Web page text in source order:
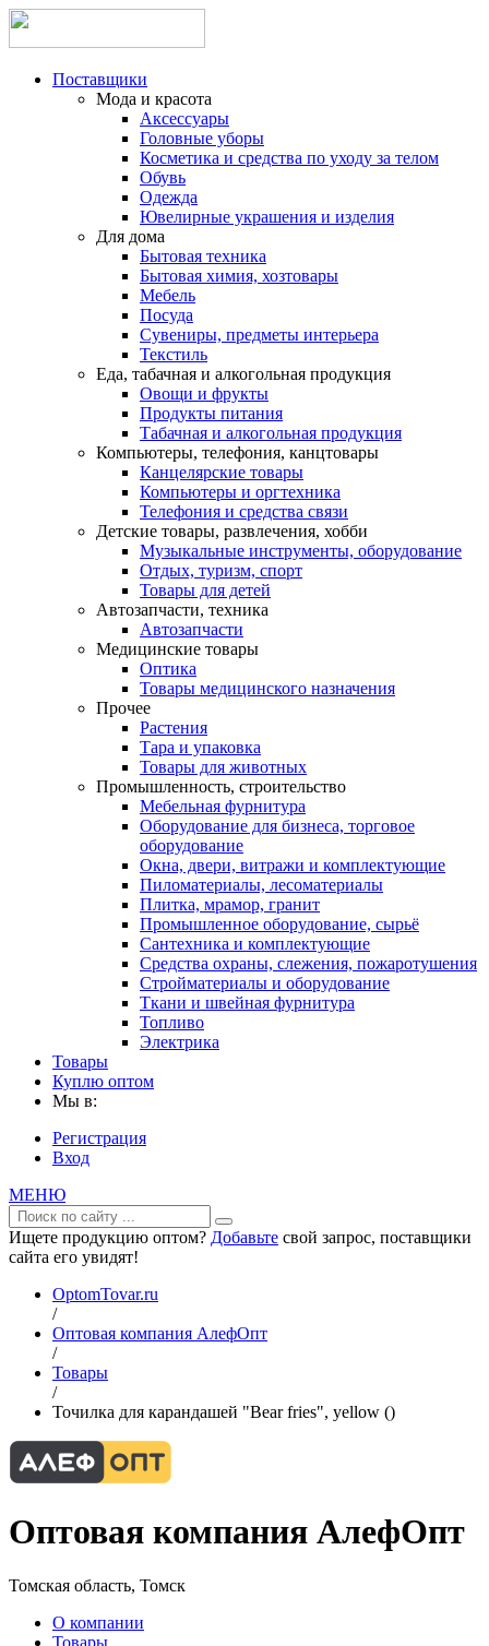
Поставщики
Мода и красота
Аксессуары
Головные уборы
Косметика и средства по уходу за телом
Обувь
Одежда
Ювелирные украшения и изделия
Для дома
Бытовая техника
Бытовая химия, хозтовары
Мебель
Посуда
Сувениры, предметы интерьера
Текстиль
Еда, табачная и алкогольная продукция
Овощи и фрукты
Продукты питания
Табачная и алкогольная продукция
Компьютеры, телефония, канцтовары
Канцелярские товары
Компьютеры и оргтехника
Телефония и средства связи
Детские товары, развлечения, хобби
Музыкальные инструменты, оборудование
Отдых, туризм, спорт
Товары для детей
Автозапчасти, техника
Автозапчасти
Медицинские товары
Оптика
Товары медицинского назначения
Прочее
Растения
Тара и упаковка
Товары для животных
Промышленность, строительство
Мебельная фурнитура
Оборудование для бизнеса, торговое
оборудование
Окна, двери, витражи и комплектующие
Пиломатериалы, лесоматериалы
Плитка, мрамор, гранит
Промышленное оборудование, сырьё
Сантехника и комплектующие
Средства охраны, слежения, пожаротушения
Стройматериалы и оборудование
Ткани и швейная фурнитура
Топливо
Электрика
Товары
Куплю оптом
Мы в:
Регистрация
Вход
МЕНЮ
Ищете продукцию оптом? Добавьте свой запрос, поставщики
сайта его увидят!
OptomTovar.ru
/
Оптовая компания АлефОпт
/
Товары
/
Точилка для карандашей "Bear fries", yellow ()
Оптовая компания АлефОпт
Томская область, Томск
О компании
Товары